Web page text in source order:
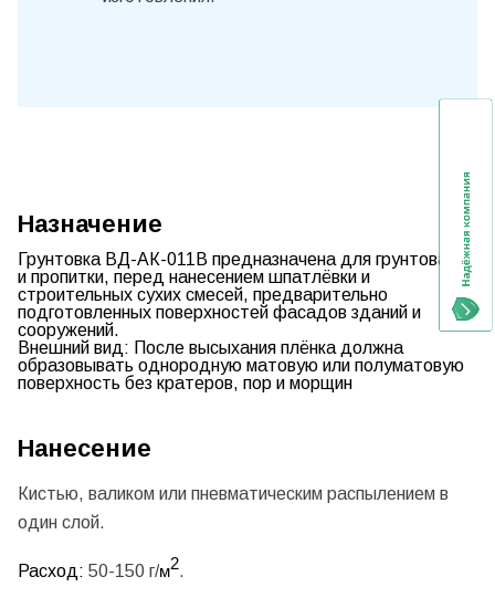
Назначение
Грунтовка ВД-АК-011В предназначена для грунтования
и пропитки, перед нанесением шпатлёвки и
строительных сухих смесей, предварительно
подготовленных поверхностей фасадов зданий и
сооружений.
Внешний вид: После высыхания плёнка должна
образовывать однородную матовую или полуматовую
поверхность без кратеров, пор и морщин
Нанесение
Кистью, валиком или пневматическим распылением в
один слой.
Расход: 50-150 г/м2.